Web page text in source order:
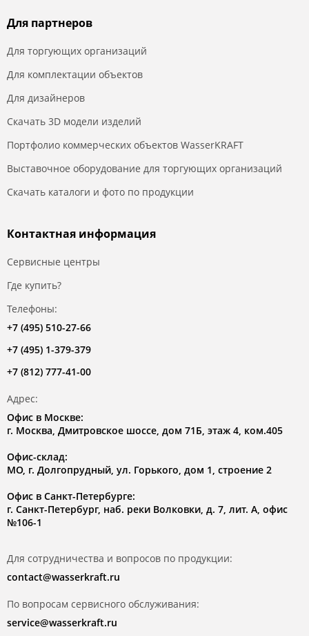
Для партнеров
Для торгующих организаций
Для комплектации объектов
Для дизайнеров
Скачать 3D модели изделий
Портфолио коммерческих объектов WasserKRAFT
Выставочное оборудование для торгующих организаций
Скачать каталоги и фото по продукции
Контактная информация
Сервисные центры
Где купить?
Телефоны:
+7 (495) 510-27-66
+7 (495) 1-379-379
+7 (812) 777-41-00
Адрес:
Офис в Москве:
г. Москва, Дмитровское шоссе, дом 71Б, этаж 4, ком.405
Офис-склад:
МО, г. Долгопрудный, ул. Горького, дом 1, строение 2
Офис в Санкт-Петербурге:
г. Санкт-Петербург, наб. реки Волковки, д. 7, лит. А, офис
№106-1
Для сотрудничества и вопросов по продукции:
contact@wasserkraft.ru
По вопросам сервисного обслуживания:
service@wasserkraft.ru